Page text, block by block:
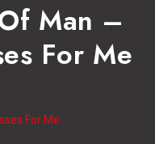
Man –
For Me
For Me